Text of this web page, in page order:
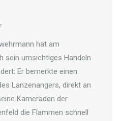
hat am
sein umsichtiges Handeln
Er bemerkte einen
Lanzenangers, direkt an
Kameraden der
die Flammen schnell